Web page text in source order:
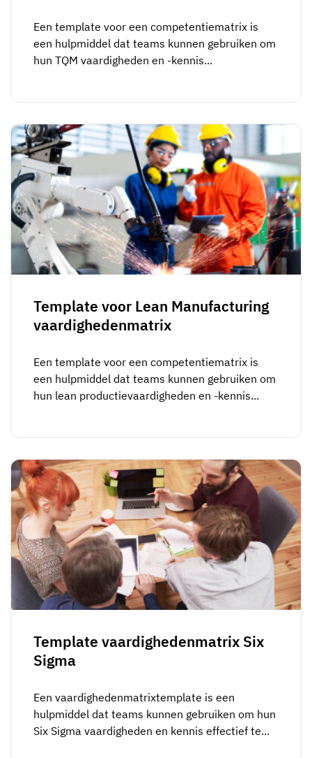
Een template voor een competentiematrix is
een hulpmiddel dat teams kunnen gebruiken om
hun TQM vaardigheden en -kennis...
Template voor Lean Manufacturing
vaardighedenmatrix
Een template voor een competentiematrix is
een hulpmiddel dat teams kunnen gebruiken om
hun lean productievaardigheden en -kennis...
Template vaardighedenmatrix Six
Sigma
Een vaardighedenmatrixtemplate is een
hulpmiddel dat teams kunnen gebruiken om hun
Six Sigma vaardigheden en kennis effectief te...